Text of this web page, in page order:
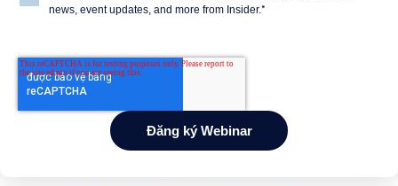
news, event updates, and more from Insider.*